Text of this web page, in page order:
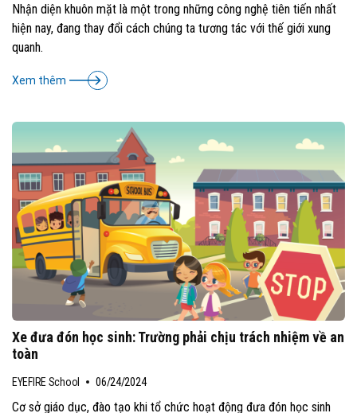
Nhận diện khuôn mặt là một trong những công nghệ tiên tiến nhất
hiện nay, đang thay đổi cách chúng ta tương tác với thế giới xung
quanh.
Xem thêm
Xe đưa đón học sinh: Trường phải chịu trách nhiệm về an
toàn
EYEFIRE School 06/24/2024
Cơ sở giáo dục, đào tạo khi tổ chức hoạt động đưa đón học sinh